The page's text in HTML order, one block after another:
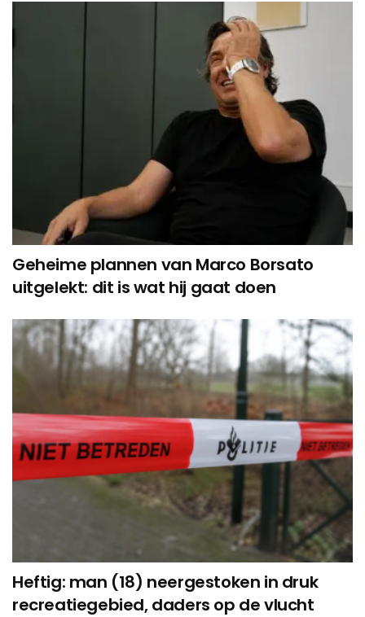
Geheime plannen van Marco Borsato
uitgelekt: dit is wat hij gaat doen
Heftig: man (18) neergestoken in druk
recreatiegebied, daders op de vlucht